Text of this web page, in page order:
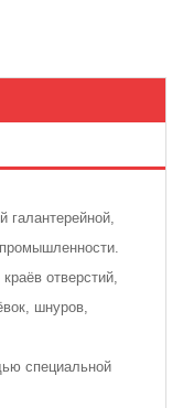
отверстий,
шнуров,
специальной